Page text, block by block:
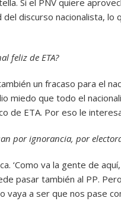
Si el PNV quiere
discurso nacionalista, lo
feliz de ETA?
un fracaso para el
miedo que todo el
de ETA. Por eso le
por ignorancia, por
‘Como va la gente de
pasar también al PP.
vaya a ser que nos pase